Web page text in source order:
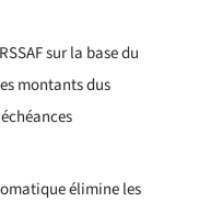
sur la base du
montants dus
élimine les